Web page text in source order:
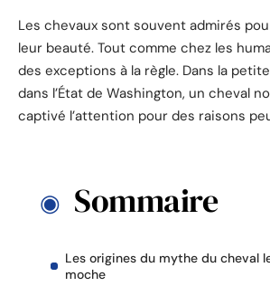
Les chevaux sont souvent admirés
leur beauté. Tout comme chez les
des exceptions à la règle. Dans la
dans l’État de Washington, un cheval
captivé l’attention pour des raisons
Sommaire
Les origines du mythe du cheval
moche